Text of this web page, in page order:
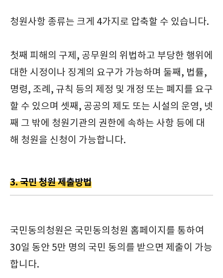
청원사항 종류는 크게 4가지로 압축할 수 있습니다.
첫째 피해의 구제, 공무원의 위법하고 부당한 행위에
대한 시정이나 징계의 요구가 가능하며 둘째, 법률,
명령, 조례, 규칙 등의 제정 및 개정 또는 폐지를 요구
할 수 있으며 셋째, 공공의 제도 또는 시설의 운영, 넷
째 그 밖에 청원기관의 권한에 속하는 사항 등에 대
해 청원을 신청이 가능합니다.
3. 국민 청원 제출방법
국민동의청원은 국민동의청원 홈페이지를 통하여
30일 동안 5만 명의 국민 동의를 받으면 제출이 가능
합니다.